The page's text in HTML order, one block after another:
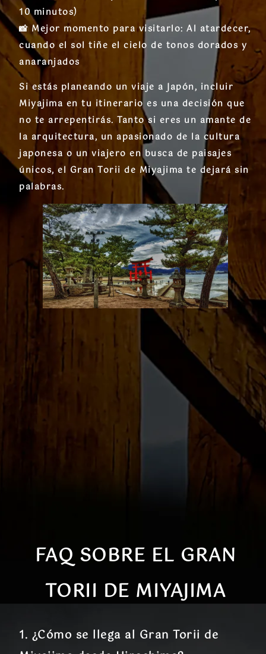
10 minutos)
📸 Mejor momento para visitarlo: Al atardecer,
cuando el sol tiñe el cielo de tonos dorados y
anaranjados
Si estás planeando un viaje a Japón, incluir
Miyajima en tu itinerario es una decisión que
no te arrepentirás. Tanto si eres un amante de
la arquitectura, un apasionado de la cultura
japonesa o un viajero en busca de paisajes
únicos, el Gran Torii de Miyajima te dejará sin
palabras.
FAQ SOBRE EL GRAN
TORII DE MIYAJIMA
1. ¿Cómo se llega al Gran Torii de